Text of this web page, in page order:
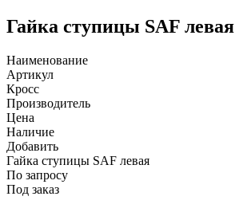
Гайка ступицы SAF левая
Наименование
Артикул
Кросс
Производитель
Цена
Наличие
Добавить
Гайка ступицы SAF левая
По запросу
Под заказ